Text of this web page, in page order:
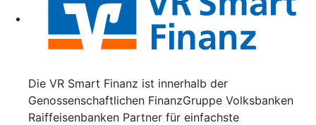
Die VR Smart Finanz ist innerhalb der
Genossenschaftlichen FinanzGruppe Volksbanken
Raiffeisenbanken Partner für einfachste